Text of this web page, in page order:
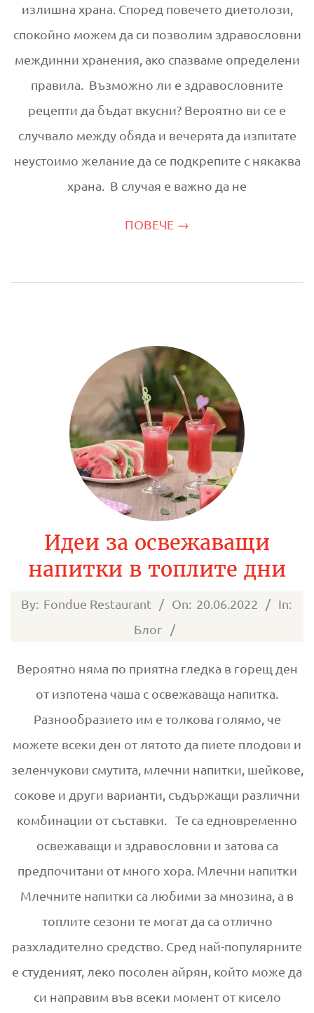
излишна храна. Според повечето диетолози,
спокойно можем да си позволим здравословни
междинни хранения, ако спазваме определени
правила. Възможно ли е здравословните
рецепти да бъдат вкусни? Вероятно ви се е
случвало между обяда и вечерята да изпитате
неустоимо желание да се подкрепите с някаква
храна. В случая е важно да не
ПОВЕЧЕ →
Идеи за освежаващи
напитки в топлите дни
2022-
By: Fondue Restaurant On: 20.06.2022
In:
Блог
Вероятно няма по приятна гледка в горещ ден
от изпотена чаша с освежаваща напитка.
Разнообразието им е толкова голямо, че
можете всеки ден от лятото да пиете плодови и
зеленчукови смутита, млечни напитки, шейкове,
сокове и други варианти, съдържащи различни
комбинации от съставки. Те са едновременно
освежаващи и здравословни и затова са
предпочитани от много хора. Млечни напитки
Млечните напитки са любими за мнозина, а в
топлите сезони те могат да са отлично
разхладително средство. Сред най-популярните
е студеният, леко посолен айрян, който може да
си направим във всеки момент от кисело